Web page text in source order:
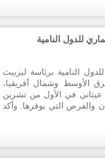
للدول النامية
النامية برئاسة ليزبيث
الأوسط وشمال أفريقيا،
في الأول من تشرين
لبنان والفرص التي يوفرها. وأكد